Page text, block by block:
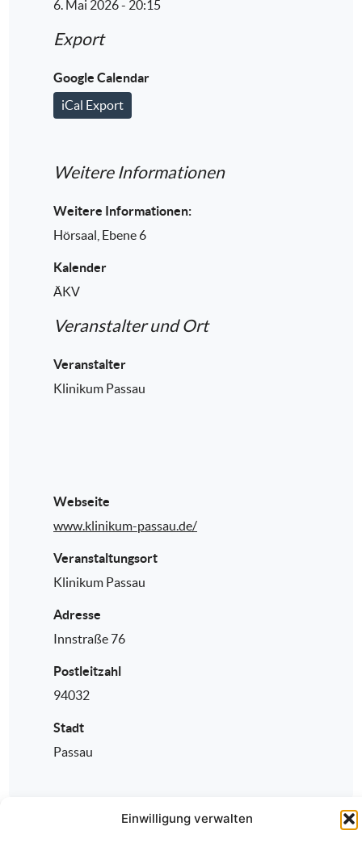
Einwilligung verwalten
6. Mai 2026 - 20:15
Export
Google Calendar
iCal Export
Weitere Informationen
Weitere Informationen:
Hörsaal, Ebene 6
Kalender
ÄKV
Veranstalter und Ort
Veranstalter
Klinikum Passau
Webseite
www.klinikum-passau.de/
Veranstaltungsort
Klinikum Passau
Adresse
Innstraße 76
Postleitzahl
94032
Stadt
Passau